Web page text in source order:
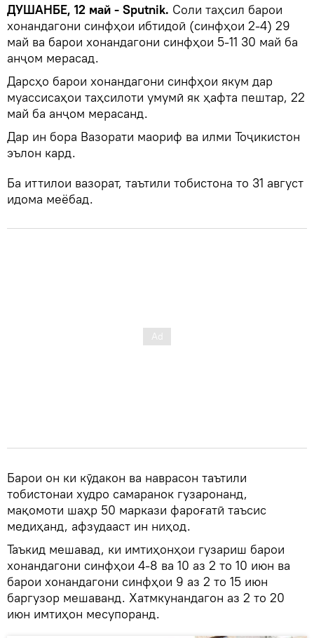
ДУШАНБЕ, 12 май - Sputnik. Соли таҳсил барои
хонандагони синфҳои ибтидоӣ (синфҳои 2-4) 29
май ва барои хонандагони синфҳои 5-11 30 май ба
анҷом мерасад.
Дарсҳо барои хонандагони синфҳои якум дар
муассисаҳои таҳсилоти умумӣ як ҳафта пештар, 22
май ба анҷом мерасанд.
Дар ин бора Вазорати маориф ва илми Тоҷикистон
эълон кард.
Ба иттилои вазорат, таътили тобистона то 31 август
идома меёбад.
Барои он ки кӯдакон ва наврасон таътили
тобистонаи худро самаранок гузаронанд,
мақомоти шаҳр 50 маркази фароғатӣ таъсис
медиҳанд, афзудааст ин ниҳод.
Таъкид мешавад, ки имтиҳонҳои гузариш барои
хонандагони синфҳои 4-8 ва 10 аз 2 то 10 июн ва
барои хонандагони синфҳои 9 аз 2 то 15 июн
баргузор мешаванд. Хатмкунандагон аз 2 то 20
июн имтиҳон месупоранд.